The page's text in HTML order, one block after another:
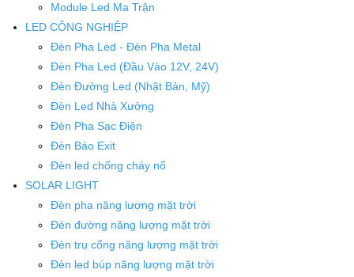
Module Led Ma Trận
LED CÔNG NGHIỆP
Đèn Pha Led - Đèn Pha Metal
Đèn Pha Led (Đầu Vào 12V, 24V)
Đèn Đường Led (Nhật Bản, Mỹ)
Đèn Led Nhà Xưởng
Đèn Pha Sạc Điện
Đèn Báo Exit
Đèn led chống cháy nổ
SOLAR LIGHT
Đèn pha năng lượng mặt trời
Đèn đường năng lượng mặt trời
Đèn trụ cổng năng lượng mặt trời
Đèn led búp năng lượng mặt trời